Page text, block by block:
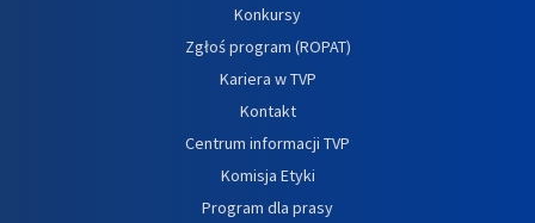
Konkursy
Zgłoś program (ROPAT)
Kariera w TVP
Kontakt
Centrum informacji TVP
Komisja Etyki
Program dla prasy